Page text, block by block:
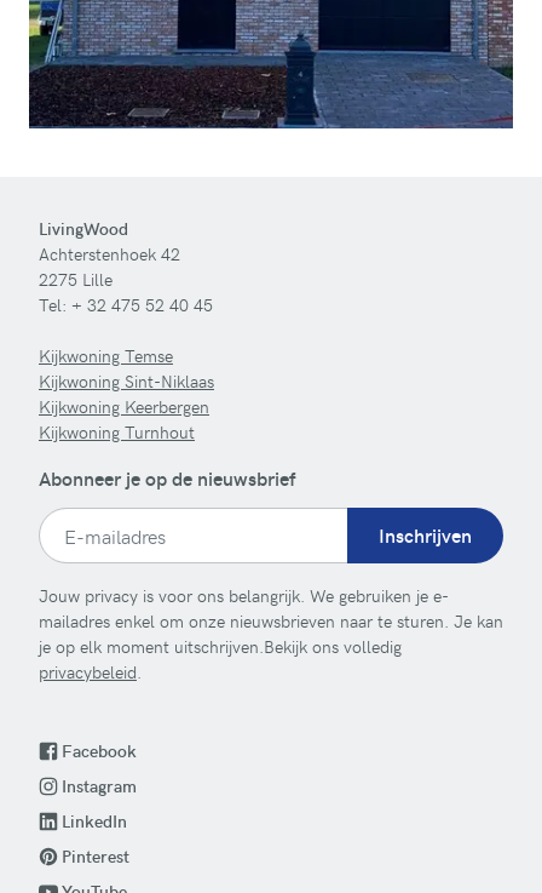
LivingWood
Achterstenhoek 42
2275 Lille
Tel: + 32 475 52 40 45
Kijkwoning Temse
Kijkwoning Sint-Niklaas
Kijkwoning Keerbergen
Kijkwoning Turnhout
Abonneer je op de nieuwsbrief
Inschrijven
Jouw privacy is voor ons belangrijk. We gebruiken je e-
mailadres enkel om onze nieuwsbrieven naar te sturen. Je kan
je op elk moment uitschrijven.Bekijk ons volledig
privacybeleid.
Facebook
Instagram
LinkedIn
Pinterest